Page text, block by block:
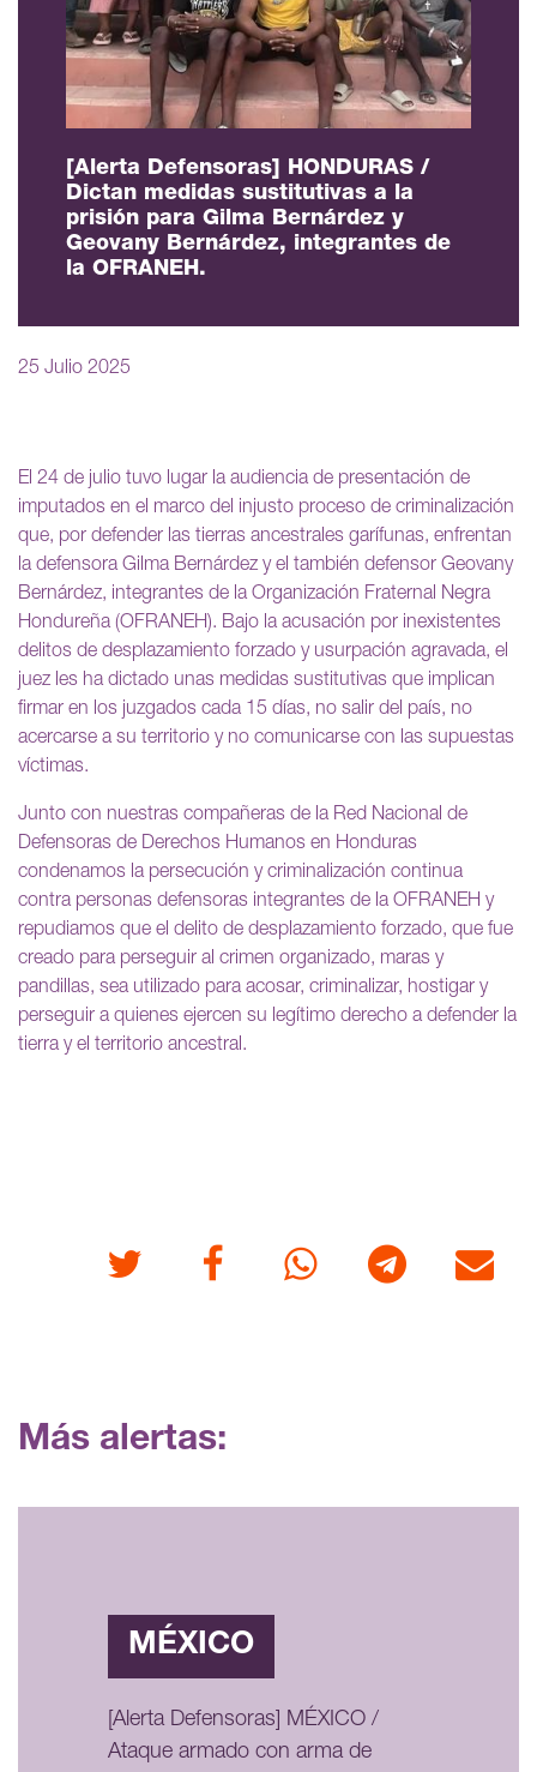
[Alerta Defensoras] HONDURAS /
Dictan medidas sustitutivas a la
prisión para Gilma Bernárdez y
Geovany Bernárdez, integrantes de
la OFRANEH.
25 Julio 2025
El 24 de julio tuvo lugar la audiencia de presentación de
imputados en el marco del injusto proceso de criminalización
que, por defender las tierras ancestrales garífunas, enfrentan
la defensora Gilma Bernárdez y el también defensor Geovany
Bernárdez, integrantes de la Organización Fraternal Negra
Hondureña (OFRANEH). Bajo la acusación por inexistentes
delitos de desplazamiento forzado y usurpación agravada, el
juez les ha dictado unas medidas sustitutivas que implican
firmar en los juzgados cada 15 días, no salir del país, no
acercarse a su territorio y no comunicarse con las supuestas
víctimas.
Junto con nuestras compañeras de la Red Nacional de
Defensoras de Derechos Humanos en Honduras
condenamos la persecución y criminalización continua
contra personas defensoras integrantes de la OFRANEH y
repudiamos que el delito de desplazamiento forzado, que fue
creado para perseguir al crimen organizado, maras y
pandillas, sea utilizado para acosar, criminalizar, hostigar y
perseguir a quienes ejercen su legítimo derecho a defender la
tierra y el territorio ancestral.
Twitter FacebookWhatsappTelegram Correo
Más alertas:
MÉXICO
[Alerta Defensoras] MÉXICO /
Ataque armado con arma de